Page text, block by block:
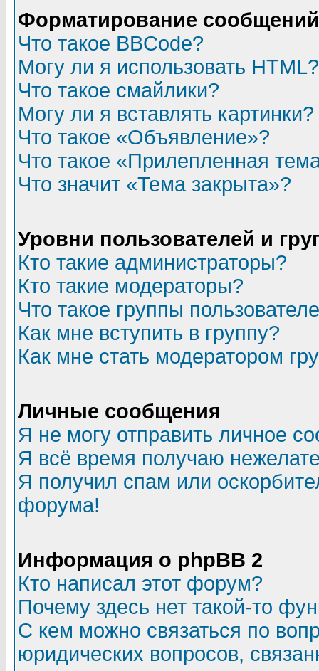
Форматирование
Что такое BBCode?
Могу ли я использовать HTML?
Что такое смайлики?
Могу ли я вставлять картинки?
Что такое «Объявление»?
Что такое «Прилепленная
Что значит «Тема закрыта»?
Уровни пользователей и
Кто такие администраторы?
Кто такие модераторы?
Что такое группы
Как мне вступить в группу?
Как мне стать модератором
Личные сообщения
Я не могу отправить личное
Я всё время получаю
Я получил спам или
форума!
Информация о phpBB 2
Кто написал этот форум?
Почему здесь нет такой-то
С кем можно связаться по
юридических вопросов,